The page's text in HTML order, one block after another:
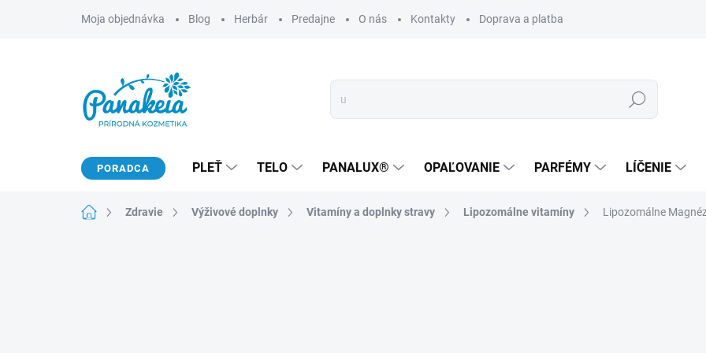
Moja objednávka Blog Herbár Predajne O nás Kontakty Doprava a platba
Hľadať
PORADCA PLEŤ TELO PANALUX® OPAĽOVANIE PARFÉMY LÍČENIE
DomovZdravie Výživové doplnky Vitamíny a doplnky stravy Lipozomálne vitamíny Lipozomálne